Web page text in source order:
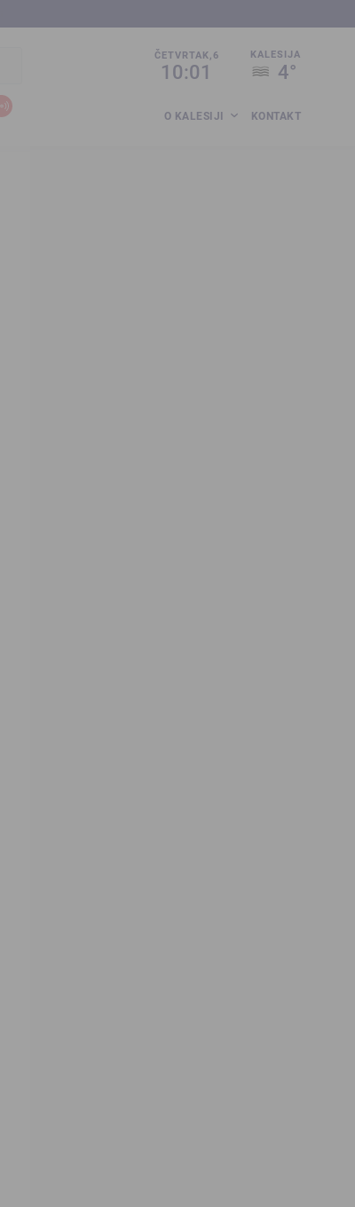
ČETVRTAK,6
10:01
KALESIJA
4°
O KALESIJI KONTAKT